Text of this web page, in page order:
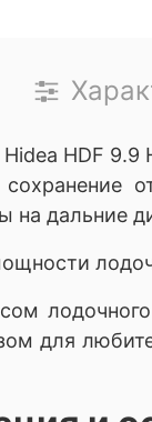
HDF 9.9
на дальние
л
л
для